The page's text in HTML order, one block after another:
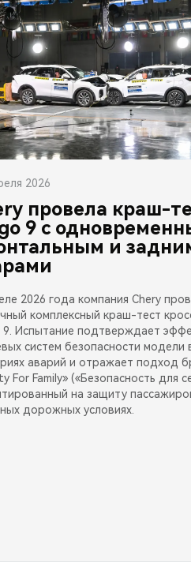
2026
провела краш-
9 с
и
2026 года компания Chery
комплексный краш-тест
Испытание подтверждает
систем безопасности модели
аварий и отражает подход
For Family» («Безопасность для
на защиту
дорожных условиях.